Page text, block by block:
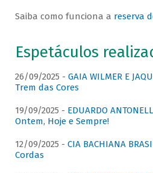
Saiba como funciona a reserva
Espetáculos
26/09/2025 - GAIA WILMER E
Trem das Cores
19/09/2025 - EDUARDO
Ontem, Hoje e Sempre!
12/09/2025 - CIA BACHIANA
Cordas